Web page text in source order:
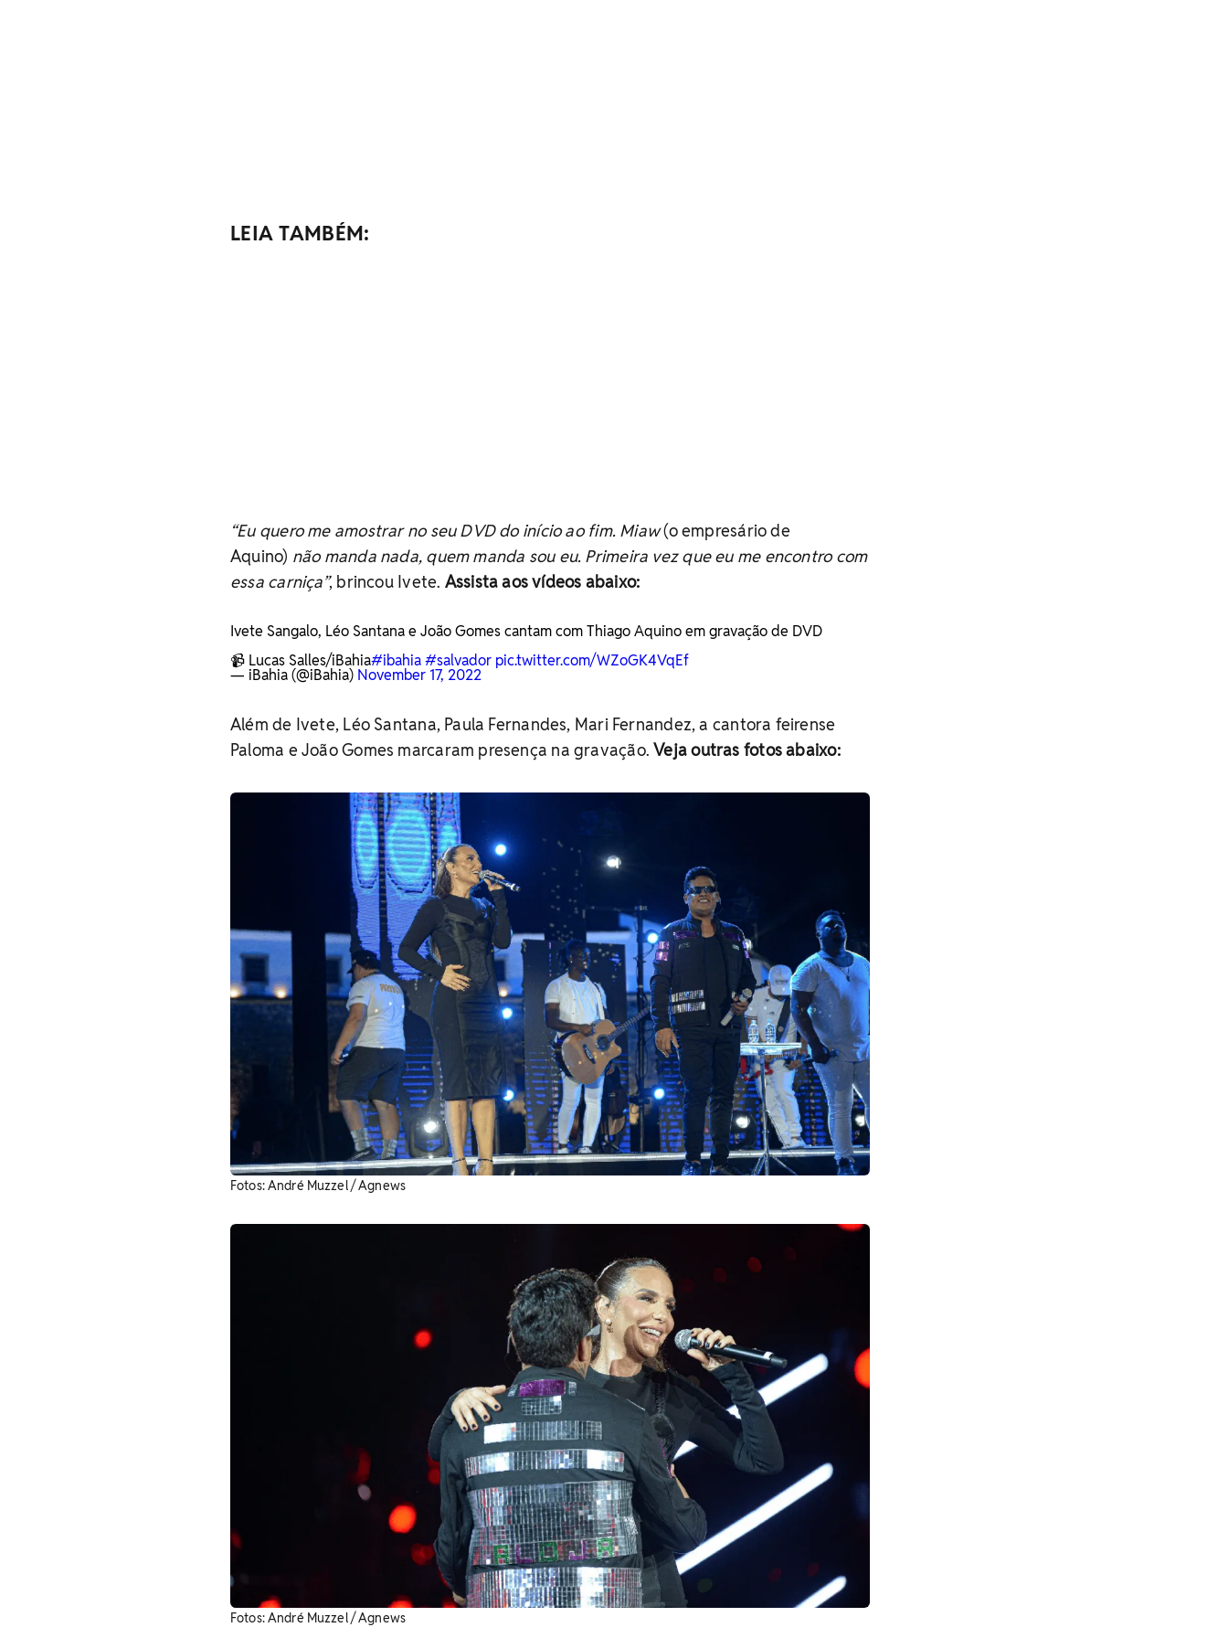
LEIA TAMBÉM:
“Eu quero me amostrar no seu DVD do início ao fim. Miaw(o empresário de
Aquino) não manda nada, quem manda sou eu. Primeira vez que eu me encontro com
essa carniça”, brincou Ivete. Assista aos vídeos abaixo:
Ivete Sangalo, Léo Santana e João Gomes cantam com Thiago Aquino em gravação de DVD
📹 Lucas Salles/iBahia#ibahia#salvador pic.twitter.com/WZoGK4VqEf
— iBahia (@iBahia) November 17, 2022
Além de Ivete, Léo Santana, Paula Fernandes, Mari Fernandez, a cantora feirense
Paloma e João Gomes marcaram presença na gravação.Veja outras fotos abaixo:
Fotos: André Muzzel / Agnews
Fotos: André Muzzel / Agnews